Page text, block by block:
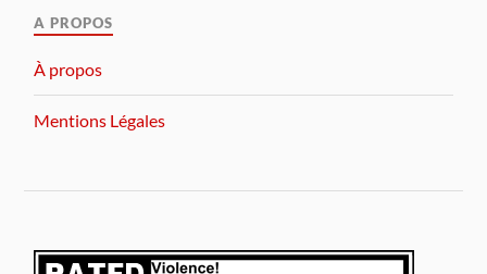
A PROPOS
À propos
Mentions Légales